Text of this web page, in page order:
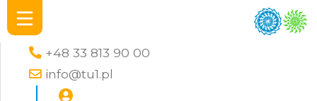
+48 33 813 90 00
info@tu1.pl